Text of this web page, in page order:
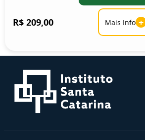
R$ 209,00 Mais Info +